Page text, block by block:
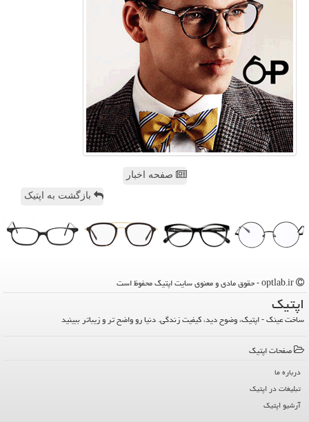
صفحه اخبار
بازگشت به اپتیک
اپتیك
ساخت عینک - اپتیک، وضوح دید، کیفیت زندگی. دنیا رو واضح تر و زیباتر ببینید
صفحات اپتیك
درباره ما
تبلیغات در اپتیك
آرشیو اپتیك